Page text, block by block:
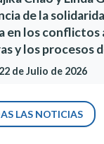
de la
en los conflictos
y los procesos
22 de Julio de 2026
LAS NOTICIAS